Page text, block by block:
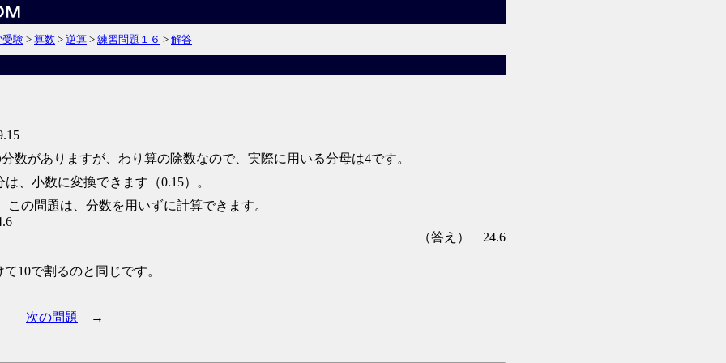
受験 > 算数 > 逆算 > 練習問題１６ > 解答
数がありますが、わり算の除数なので、実際に用いる分母は4です。
は、小数に変換できます（0.15）。
この問題は、分数を用いずに計算できます。
（答え） 24.6
10で割るのと同じです。
次の問題 →